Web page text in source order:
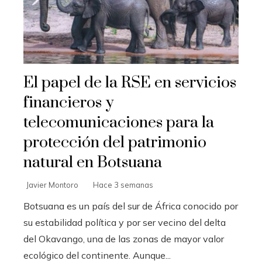
El papel de la RSE en servicios
financieros y
telecomunicaciones para la
protección del patrimonio
natural en Botsuana
Javier Montoro Hace 3 semanas
Botsuana es un país del sur de África conocido por
su estabilidad política y por ser vecino del delta
del Okavango, una de las zonas de mayor valor
ecológico del continente. Aunque...